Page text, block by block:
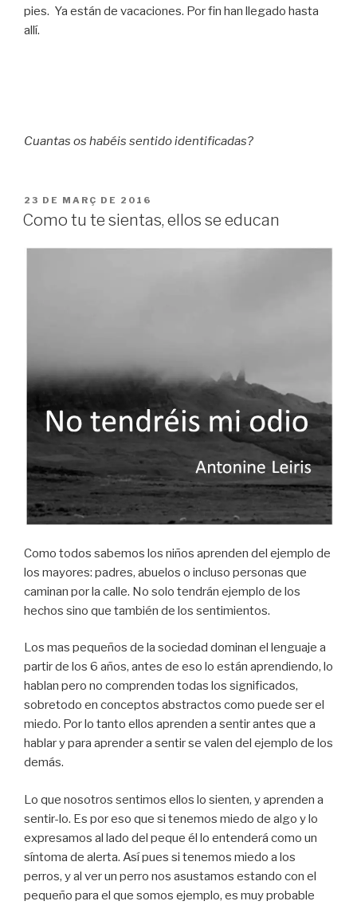
pies. Ya están de vacaciones. Por fin han llegado hasta
allí.
Cuantas os habéis sentido identificadas?
PUBLICAT
A
23 DE MARÇ DE 2016
Como tu te sientas, ellos se educan
Como todos sabemos los niños aprenden del ejemplo de
los mayores: padres, abuelos o incluso personas que
caminan por la calle. No solo tendrán ejemplo de los
hechos sino que también de los sentimientos.
Los mas pequeños de la sociedad dominan el lenguaje a
partir de los 6 años, antes de eso lo están aprendiendo, lo
hablan pero no comprenden todas los significados,
sobretodo en conceptos abstractos como puede ser el
miedo. Por lo tanto ellos aprenden a sentir antes que a
hablar y para aprender a sentir se valen del ejemplo de los
demás.
Lo que nosotros sentimos ellos lo sienten, y aprenden a
sentir-lo. Es por eso que si tenemos miedo de algo y lo
expresamos al lado del peque él lo entenderá como un
síntoma de alerta. Así pues si tenemos miedo a los
perros, y al ver un perro nos asustamos estando con el
pequeño para el que somos ejemplo, es muy probable